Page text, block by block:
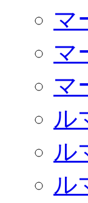
マ
マ
マ
ル
ル
ル